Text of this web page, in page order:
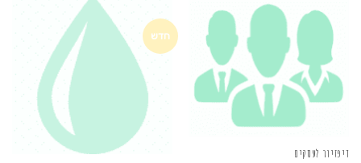
דיפזיור לעסקים
חדש